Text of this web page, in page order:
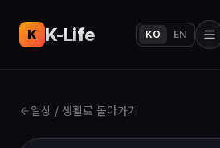
K K-Life KO EN
일상 / 생활로 돌아가기